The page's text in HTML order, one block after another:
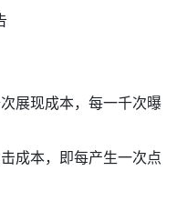
展现成本，每一千次曝
成本，即每产生一次点